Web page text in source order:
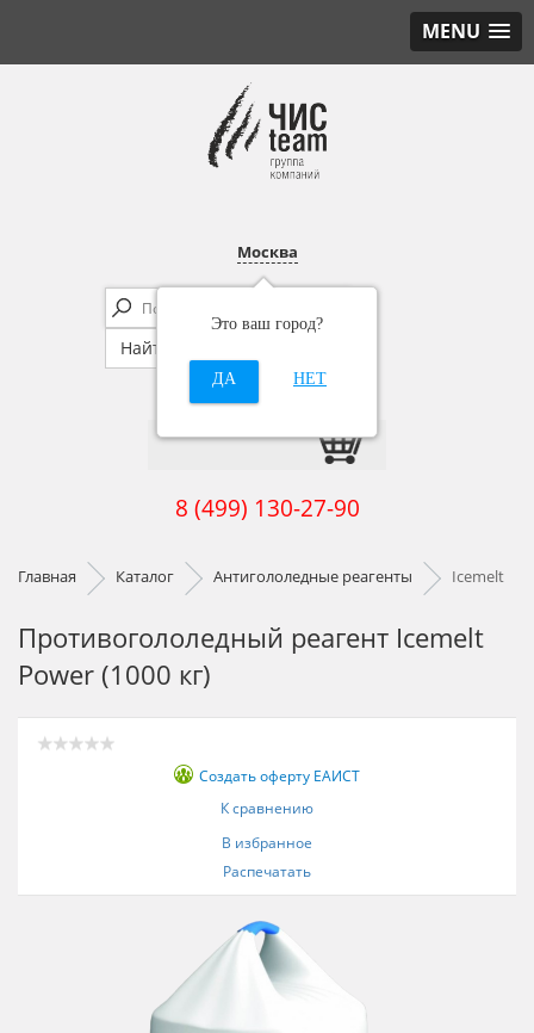
MENU
Москва
Это ваш город?
ДА НЕТ
8 (499) 130-27-90
Главная Каталог Антигололедные реагенты Icemelt
Противогололедный реагент Icemelt
Power (1000 кг)
Создать оферту ЕАИСТ
К сравнению
В избранное
Распечатать